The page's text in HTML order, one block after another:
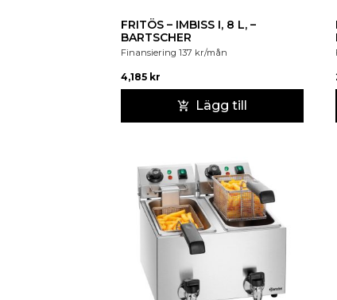
FRITÖS – IMBISS I, 8 L, –
BARTSCHER
Finansiering 137 kr/mån
4,185 kr
Lägg till